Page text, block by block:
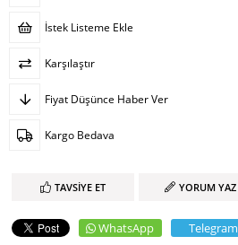
İstek Listeme Ekle
Karşılaştır
Fiyat Düşünce Haber Ver
Kargo Bedava
TAVSIYE ET YORUM YAZ
WhatsApp Telegram